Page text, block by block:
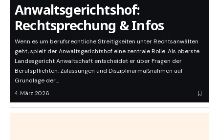
Anwaltsgerichtshof:
Rechtsprechung & Infos
Wenn es um berufsrechtliche Streitigkeiten unter Rechtsanwälten
geht, spielt der Anwaltsgerichtshof eine zentrale Rolle. Als oberste
Landesgericht Anwaltschaft entscheidet er über Fragen der
Berufspflichten, Zulassungen und Disziplinarmaßnahmen auf
Grundlage der…
4. März 2026